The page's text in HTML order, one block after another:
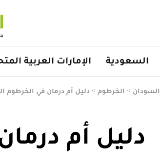
السعودية الإمارات العربية
السودان > الخرطوم > دليل أم درمان في الخرطوم
دليل أم